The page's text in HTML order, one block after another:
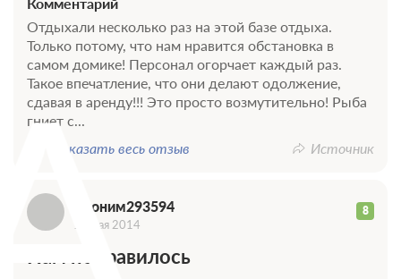
Отдыхали несколько раз на этой базе отдыха.
Только потому, что нам нравится обстановка в
самом домике! Персонал огорчает каждый раз.
Такое впечатление, что они делают одолжение,
сдавая в аренду!!! Это просто возмутительно! Рыба
гниет с...
Показать весь отзыв
Источник
Аноним293594 8
14 мая 2014
Нам понравилось